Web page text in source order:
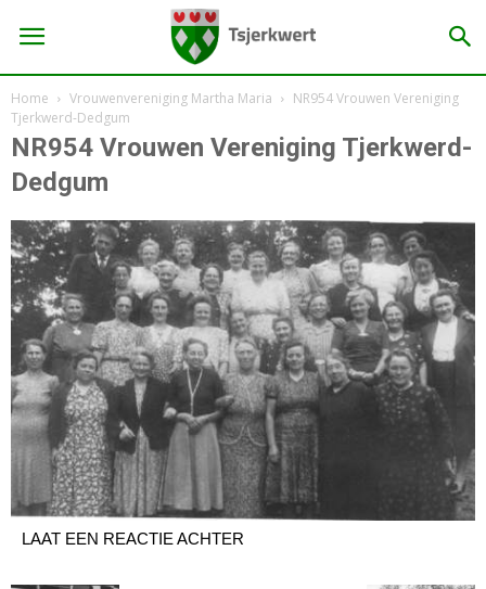
Home Vrouwenvereniging Martha Maria
NR954 Vrouwen Vereniging
Tjerkwerd-Dedgum
NR954 Vrouwen Vereniging Tjerkwerd-
Dedgum
LAAT EEN REACTIE ACHTER